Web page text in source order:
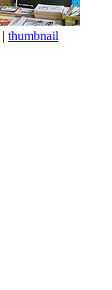
| thumbnail